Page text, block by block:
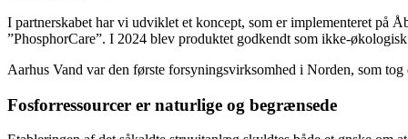
I partnerskabet har vi udviklet et koncept, som er implementeret på
”PhosphorCare”. I 2024 blev produktet godkendt som ikke-
Aarhus Vand var den første forsyningsvirksomhed i Norden, som
Fosforressourcer er naturlige og begrænsede